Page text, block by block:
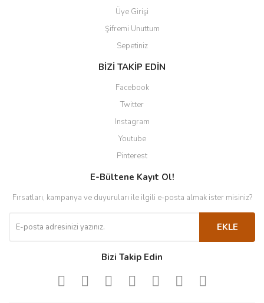
Üye Girişi
Şifremi Unuttum
Sepetiniz
BİZİ TAKİP EDİN
Facebook
Twitter
Instagram
Youtube
Pinterest
E-Bültene Kayıt Ol!
Fırsatları, kampanya ve duyuruları ile ilgili e-posta almak ister misiniz?
EKLE
Bizi Takip Edin